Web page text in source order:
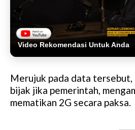
Video Rekomendasi Untuk Anda
Merujuk pada data
bijak jika pemerintah,
mematikan 2G secara paksa.